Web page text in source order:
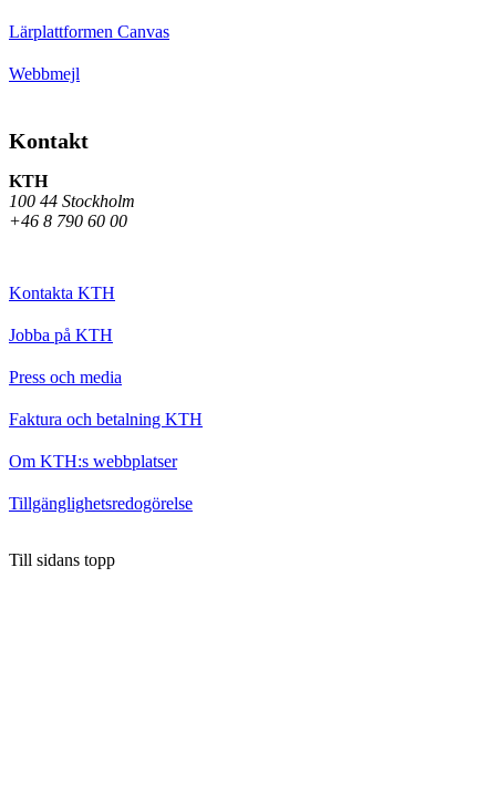
Lärplattformen Canvas
Webbmejl
Kontakt
KTH
100 44 Stockholm
+46 8 790 60 00
Kontakta KTH
Jobba på KTH
Press och media
Faktura och betalning KTH
Om KTH:s webbplatser
Tillgänglighetsredogörelse
Till sidans topp